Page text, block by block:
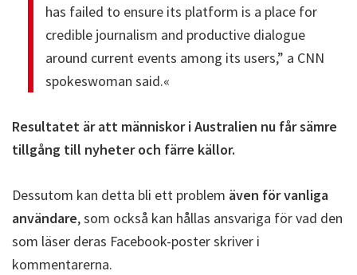
has failed to ensure its platform is a place for
credible journalism and productive dialogue
around current events among its users,” a CNN
spokeswoman said.«
Resultatet är att människor i Australien nu får sämre
tillgång till nyheter och färre källor.
Dessutom kan detta bli ett problem även för vanliga
användare, som också kan hållas ansvariga för vad den
som läser deras Facebook-poster skriver i
kommentarerna.